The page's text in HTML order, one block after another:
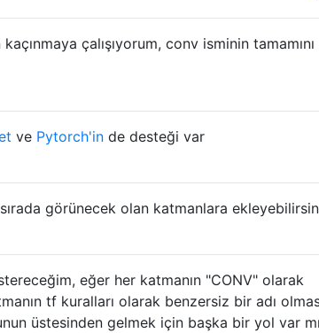
çalışıyorum, conv isminin tamamını
ve Pytorch'in de desteği var
görünecek olan katmanlara
eğer her katmanın "CONV" olarak
tf kuralları olarak benzersiz bir adı
üstesinden gelmek için başka bir yol var